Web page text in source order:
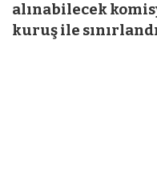
alınabilecek
kuruş ile